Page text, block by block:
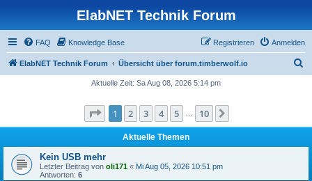
ElabNET Technik Forum
FAQ Knowledge Base Anmelden
Registrieren
ElabNET Technik Forum Übersicht über forum.timberwolf.io
e
Aktuelle Zeit: Sa Aug 08, 2026 5:14 pm
Seite 1von 10
1 2 3 4 5 10
Aktuelle Themen
Kein USB mehr
Letzter Beitrag von oli171 « Mi Aug 05, 2026 10:51 pm
Antworten: 6